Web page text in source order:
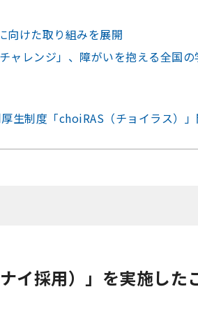
向けた取り組みを展開
ャレンジ」、障がいを抱える全国
生制度「choiRAS（チョイラス）
イ採用）」を実施した